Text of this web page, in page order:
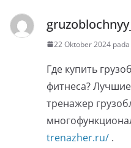
22 Oktober 2024
Где купить
фитнеса?
тренажер
trenazher.ru/ .